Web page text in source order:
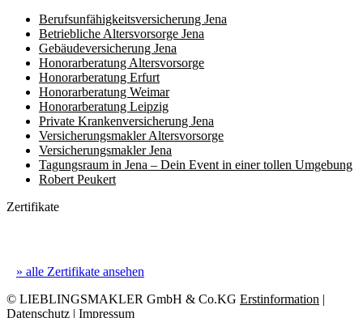
Berufs­unfähigkeits­­versicherung Jena
Betriebliche Altersvorsorge Jena
Gebäudeversicherung Jena
Honorar­beratung Altersvorsorge
Honorar­beratung Erfurt
Honorar­beratung Weimar
Honorarberatung Leipzig
Private Kranken­­versicherung Jena
Versicherungsmakler Altersvorsorge
Versicherungs­makler Jena
Tagungsraum in Jena – Dein Event in einer tollen Umgebung
Robert Peukert
Zertifikate
» alle Zertifikate ansehen
© LIEBLINGSMAKLER GmbH & Co.KG Erstinformation |
Datenschutz | Impressum